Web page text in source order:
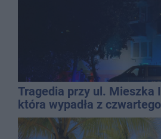
Tragedia przy ul. Mieszka
która wypadła z